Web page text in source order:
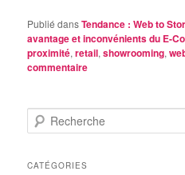
Publié dansTendance : Web to
avantage et inconvénients du E-
proximité,retail,showrooming,
commentaire
e
h
CATÉGORIES